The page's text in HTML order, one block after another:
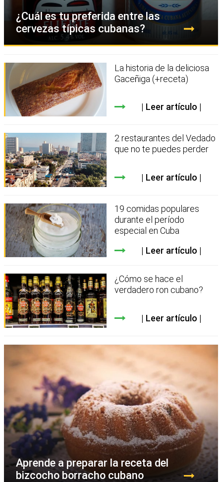
¿Cuál es tu preferida entre las
cervezas típicas cubanas?
La historia de la deliciosa
Gaceñiga (+receta)
Leer artículo
2 restaurantes del Vedado
que no te puedes perder
Leer artículo
19 comidas populares
durante el período
especial en Cuba
Leer artículo
¿Cómo se hace el
verdadero ron cubano?
Leer artículo
Aprende a preparar la receta del
bizcocho borracho cubano